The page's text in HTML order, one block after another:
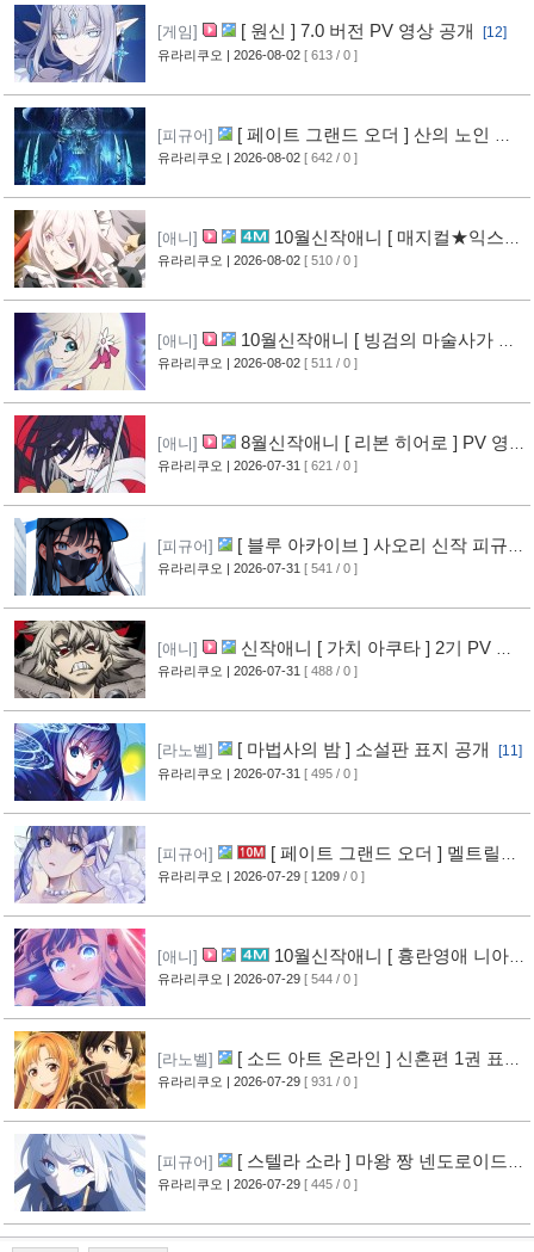
[게임] [ 원신 ] 7.0 버전 PV 영상 공개 [12]
유라리쿠오 | 2026-08-02 [ 613 / 0 ]
[피규어]
[ 페이트 그랜드 오더 ] 산의 노인 신
작 피규어 공개 [16]
유라리쿠오 | 2026-08-02 [ 642 / 0 ]
[애니]
10월신작애니 [ 매지컬★익스플
로러 ] PV 영상 공개 [11]
유라리쿠오 | 2026-08-02 [ 510 / 0 ]
[애니]
10월신작애니 [ 빙검의 마술사가 세
계를 다스린다 ] 2기 PV 영상 공개
유라리쿠오 | 2026-08-02 [ 511 / 0 ]
[애니]
8월신작애니 [ 리본 히어로 ] PV 영
상 공개
[11]
유라리쿠오 | 2026-07-31 [ 621 / 0 ]
[피규어]
[ 블루 아카이브 ] 사오리 신작 피규어
공개 [10]
유라리쿠오 | 2026-07-31 [ 541 / 0 ]
[애니]
신작애니 [ 가치 아쿠타 ] 2기 PV 영
상 공개
[13]
유라리쿠오 | 2026-07-31 [ 488 / 0 ]
[라노벨] [ 마법사의 밤 ] 소설판 표지 공개 [11]
유라리쿠오 | 2026-07-31 [ 495 / 0 ]
[피규어]
[ 페이트 그랜드 오더 ] 멜트릴리
스 신작 피규어 공개 [12]
유라리쿠오 | 2026-07-29 [ 1209 / 0 ]
[애니]
10월신작애니 [ 흉란영애 니아
리스톤 ] PV 영상 공개 [13]
유라리쿠오 | 2026-07-29 [ 544 / 0 ]
[라노벨]
[ 소드 아트 온라인 ] 신혼편 1권 표지
공개 [16]
유라리쿠오 | 2026-07-29 [ 931 / 0 ]
[피규어]
[ 스텔라 소라 ] 마왕 짱 넨도로이드
공개 [10]
유라리쿠오 | 2026-07-29 [ 445 / 0 ]